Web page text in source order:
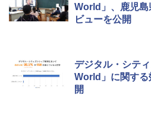
Fernrohr:実
World」、鹿児島
ビューを公開
デジタル・シテ
World」に関する
開